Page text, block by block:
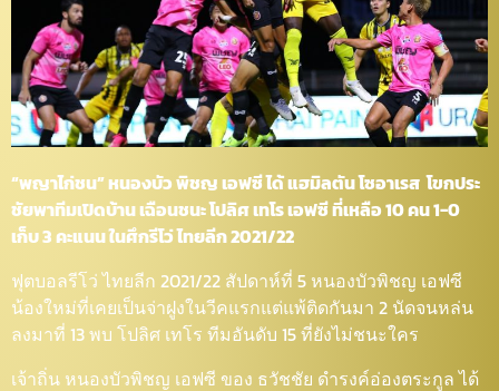
“พญาไก่ชน” หนองบัว พิชญ เอฟซี ได้ แฮมิลตัน โซอาเรส โขกประ
ชัยพาทีมเปิดบ้าน เฉือนชนะ โปลิศ เทโร เอฟซี ที่เหลือ 10 คน 1-0
เก็บ 3 คะแนน ในศึกรีโว่ ไทยลีก 2021/22
ฟุตบอลรีโว่ ไทยลีก 2021/22 สัปดาห์ที่ 5 หนองบัวพิชญ เอฟซี
น้องใหม่ที่เคยเป็นจ่าฝูงในวีคแรกแต่แพ้ติดกันมา 2 นัดจนหล่น
ลงมาที่ 13 พบ โปลิศ เทโร ทีมอันดับ 15 ที่ยังไม่ชนะใคร
เจ้าถิ่น หนองบัวพิชญ เอฟซี ของ ธวัชชัย ดำรงค์อ่องตระกูล ได้